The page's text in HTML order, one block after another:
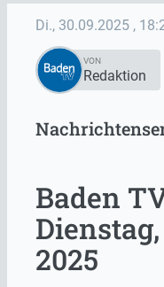
Di., 30.09.2025 ,
VON
Redaktion
Baden
2025